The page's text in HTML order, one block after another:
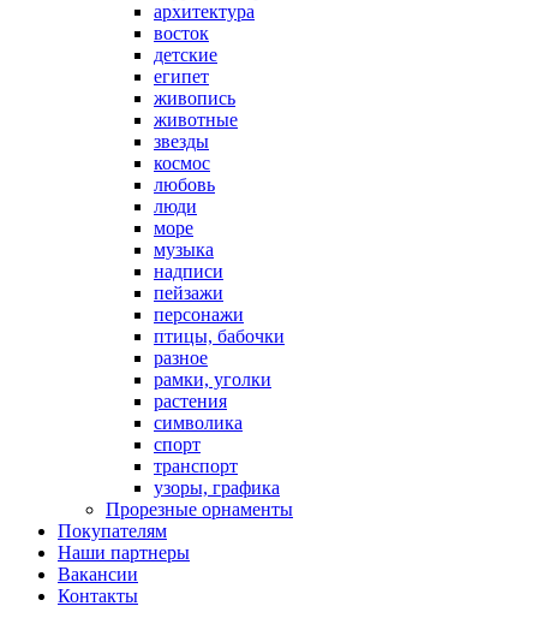
архитектура
восток
детские
египет
живопись
животные
звезды
космос
любовь
люди
море
музыка
надписи
пейзажи
персонажи
птицы, бабочки
разное
рамки, уголки
растения
символика
спорт
транспорт
узоры, графика
Прорезные орнаменты
Покупателям
Наши партнеры
Вакансии
Контакты